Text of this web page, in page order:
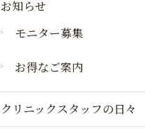
お知らせ
モニター募集
お得なご案内
クリニックスタッフの日々